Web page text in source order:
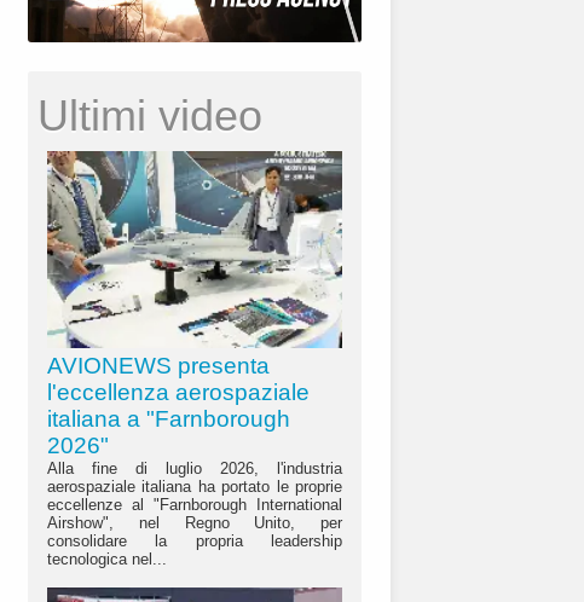
Ultimi video
AVIONEWS presenta
l'eccellenza aerospaziale
italiana a "Farnborough
2026"
Alla fine di luglio 2026, l'industria
aerospaziale italiana ha portato le proprie
eccellenze al "Farnborough International
Airshow", nel Regno Unito, per
consolidare la propria leadership
tecnologica nel...